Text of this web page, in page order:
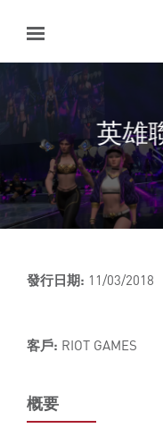
content
英雄
發行日期: 11/03/2018
客戶: RIOT GAMES
概要